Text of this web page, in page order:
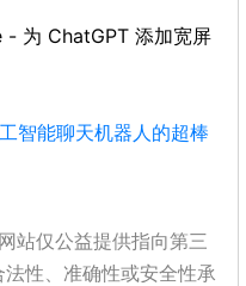
为 ChatGPT 添加宽屏
智能聊天机器人的超棒
站仅公益提供指向第三
性、准确性或安全性承